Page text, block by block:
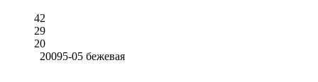
42
29
20
20095-05 бежевая